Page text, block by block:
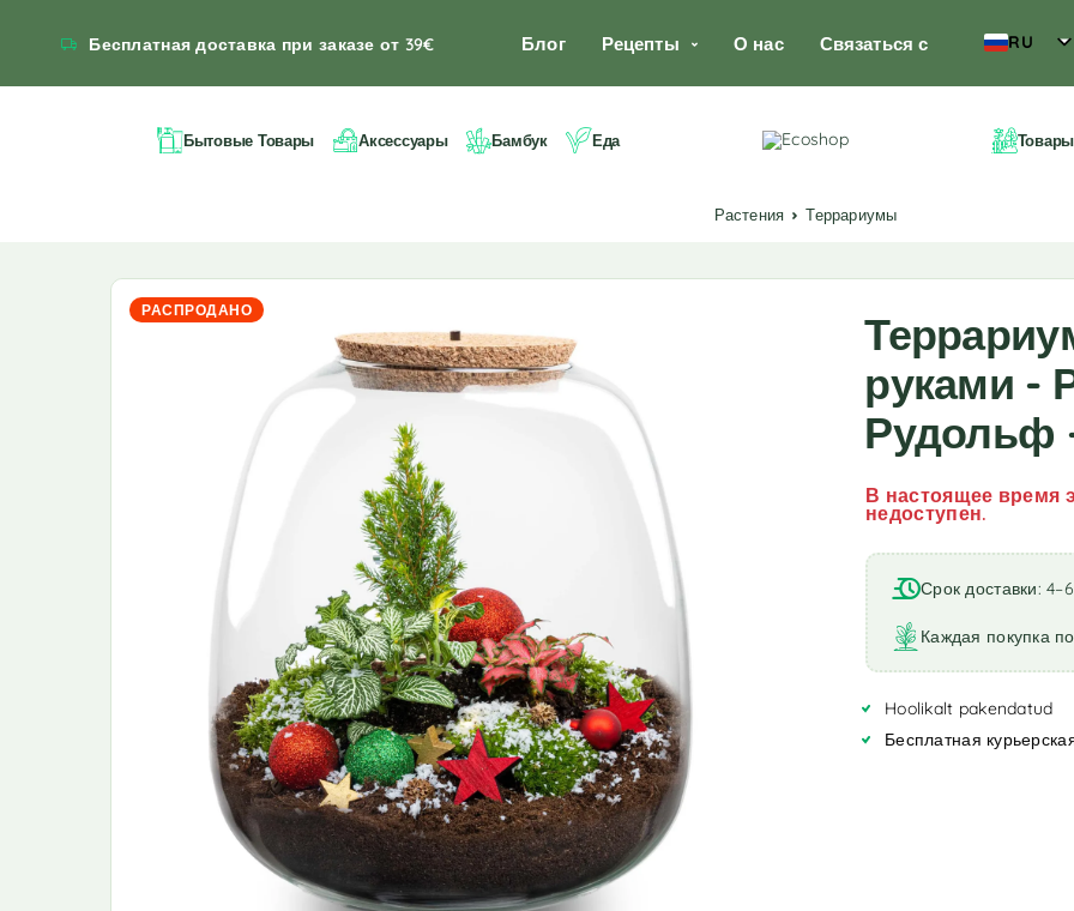
Бесплатная доставка при заказе от 39€ Блог Рецепты О нас Связаться с RU
Бытовые Товары Аксессуары Бамбук Еда
Растения Террариумы
РАСПРОДАНО
руками -
Рудольф
В настоящее время
недоступен.
l
t
e
r
n
t
i
Срок доставки:
Каждая покупка
Hoolikalt pakendatud
Бесплатная